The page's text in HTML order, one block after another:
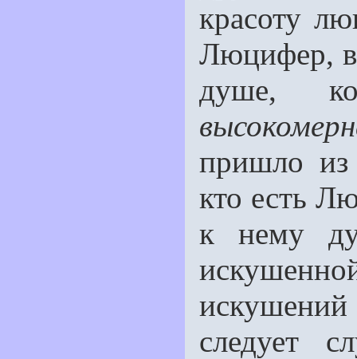
красоту
Люцифер,
душе,
пришло
кто есть
к нему
следует